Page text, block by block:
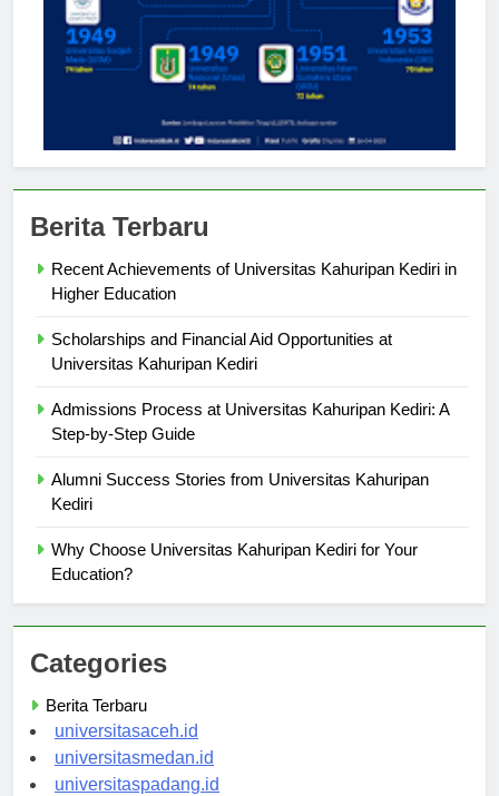
Berita Terbaru
Recent Achievements of Universitas Kahuripan Kediri in
Higher Education
Scholarships and Financial Aid Opportunities at
Universitas Kahuripan Kediri
Admissions Process at Universitas Kahuripan Kediri: A
Step-by-Step Guide
Alumni Success Stories from Universitas Kahuripan
Kediri
Why Choose Universitas Kahuripan Kediri for Your
Education?
Categories
Berita Terbaru
universitasaceh.id
universitasmedan.id
universitaspadang.id